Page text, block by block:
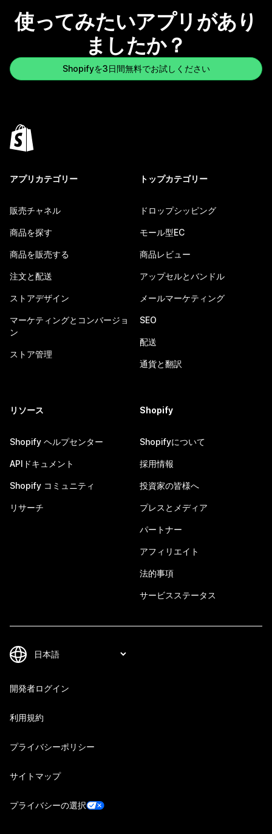
使ってみたいアプリがあり
ましたか？
Shopifyを3日間無料でお試しください
アプリカテゴリー
販売チャネル
商品を探す
商品を販売する
注文と配送
ストアデザイン
マーケティングとコンバージョ
ン
ストア管理
トップカテゴリー
ドロップシッピング
モール型EC
商品レビュー
アップセルとバンドル
メールマーケティング
SEO
配送
通貨と翻訳
リソース
Shopify ヘルプセンター
APIドキュメント
Shopify コミュニティ
リサーチ
Shopify
Shopifyについて
採用情報
投資家の皆様へ
プレスとメディア
パートナー
アフィリエイト
法的事項
サービスステータス
開発者ログイン
利用規約
プライバシーポリシー
サイトマップ
プライバシーの選択